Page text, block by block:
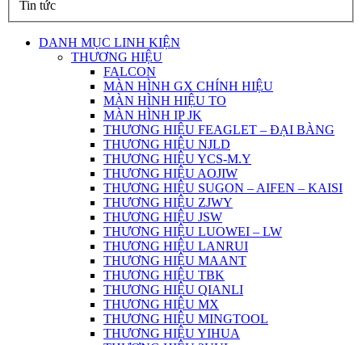
Tin tức
DANH MỤC LINH KIỆN
THƯƠNG HIỆU
FALCON
MÀN HÌNH GX CHÍNH HIỆU
MÀN HÌNH HIỆU TO
MÀN HÌNH IP JK
THƯƠNG HIỆU FEAGLET – ĐẠI BÀNG
THƯƠNG HIỆU NJLD
THƯƠNG HIỆU YCS-M.Y
THƯƠNG HIỆU AOJIW
THƯƠNG HIỆU SUGON – AIFEN – KAISI
THƯƠNG HIỆU ZJWY
THƯƠNG HIỆU JSW
THƯƠNG HIỆU LUOWEI – LW
THƯƠNG HIỆU LANRUI
THƯƠNG HIỆU MAANT
THƯƠNG HIỆU TBK
THƯƠNG HIỆU QIANLI
THƯƠNG HIỆU MX
THƯƠNG HIỆU MINGTOOL
THƯƠNG HIỆU YIHUA